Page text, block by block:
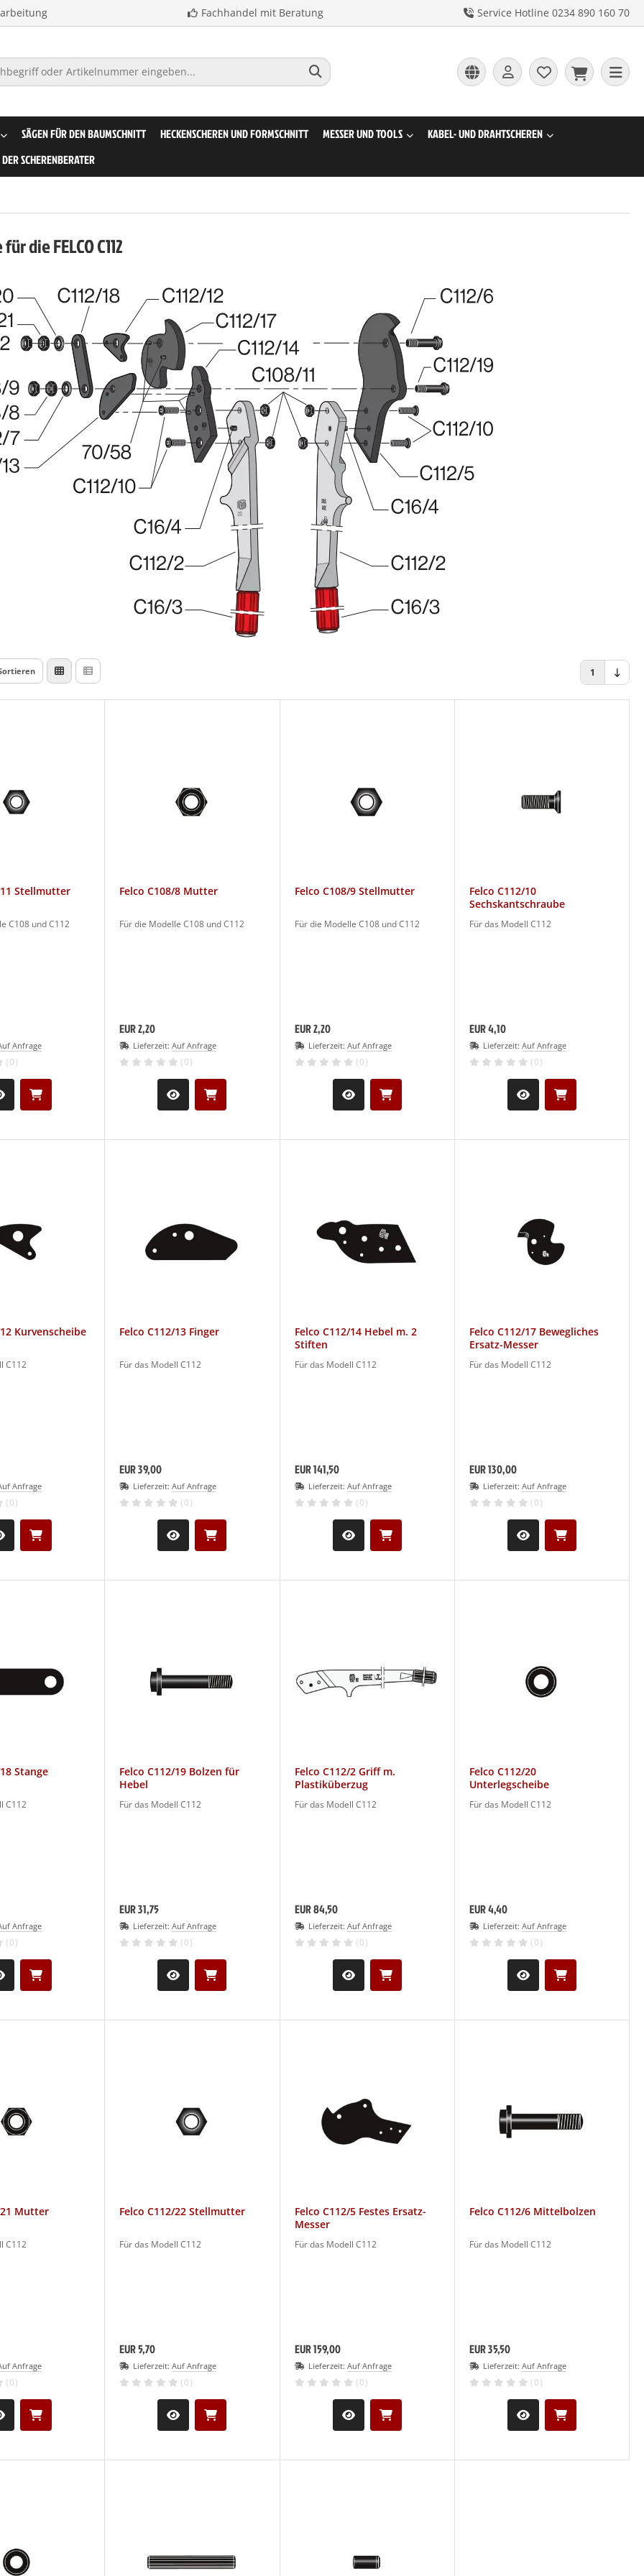
Fachhandel mit Beratung Service Hotline 0234 890 160 70
SÄGEN FÜR DEN BAUMSCHNITT HECKENSCHEREN UND FORMSCHNITT MESSER UND TOOLS
KABEL- UND DRAHTSCHEREN
DER SCHERENBERATER
die FELCO C112
1
11 Stellmutter
C108 und C112
Anfrage
(0)
Felco C108/8 Mutter
Für die Modelle C108 und C112
EUR 2,20
Lieferzeit:Auf Anfrage
(0)
Felco C108/9 Stellmutter
Für die Modelle C108 und C112
EUR 2,20
Lieferzeit: Auf Anfrage
(0)
Felco C112/10
Sechskantschraube
Für das Modell C112
EUR 4,10
Lieferzeit: Auf Anfrage
(0)
Kurvenscheibe
C112
Anfrage
(0)
Felco C112/13 Finger
Für das Modell C112
EUR 39,00
Lieferzeit:Auf Anfrage
(0)
Felco C112/14 Hebel m. 2
Stiften
Für das Modell C112
EUR 141,50
Lieferzeit: Auf Anfrage
(0)
Felco C112/17 Bewegliches
Ersatz-Messer
Für das Modell C112
EUR 130,00
Lieferzeit: Auf Anfrage
(0)
Stange
C112
Anfrage
(0)
Felco C112/19 Bolzen für
Hebel
Für das Modell C112
EUR 31,75
Lieferzeit:Auf Anfrage
(0)
Felco C112/2 Griff m.
Plastiküberzug
Für das Modell C112
EUR 84,50
Lieferzeit: Auf Anfrage
(0)
Felco C112/20
Unterlegscheibe
Für das Modell C112
EUR 4,40
Lieferzeit: Auf Anfrage
(0)
21 Mutter
C112
Anfrage
(0)
Felco C112/22 Stellmutter
Für das Modell C112
EUR 5,70
Lieferzeit:Auf Anfrage
(0)
Felco C112/5 Festes Ersatz-
Messer
Für das Modell C112
EUR 159,00
Lieferzeit: Auf Anfrage
(0)
Felco C112/6 Mittelbolzen
Für das Modell C112
EUR 35,50
Lieferzeit: Auf Anfrage
(0)